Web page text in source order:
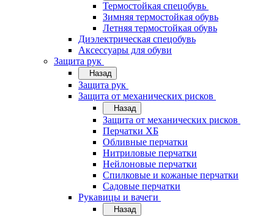
Термостойкая спецобувь
Зимняя термостойкая обувь
Летняя термостойкая обувь
Диэлектрическая спецобувь
Аксессуары для обуви
Защита рук
Назад
Защита рук
Защита от механических рисков
Назад
Защита от механических рисков
Перчатки ХБ
Обливные перчатки
Нитриловые перчатки
Нейлоновые перчатки
Спилковые и кожаные перчатки
Садовые перчатки
Рукавицы и вачеги
Назад